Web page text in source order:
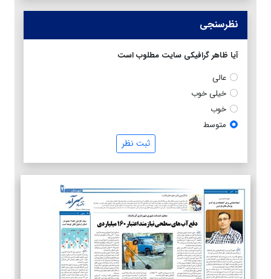
نظرسنجی
آیا ظاهر گرافیکی سایت مطلوب است
عالی
خیلی خوب
خوب
متوسط
ثبت نظر